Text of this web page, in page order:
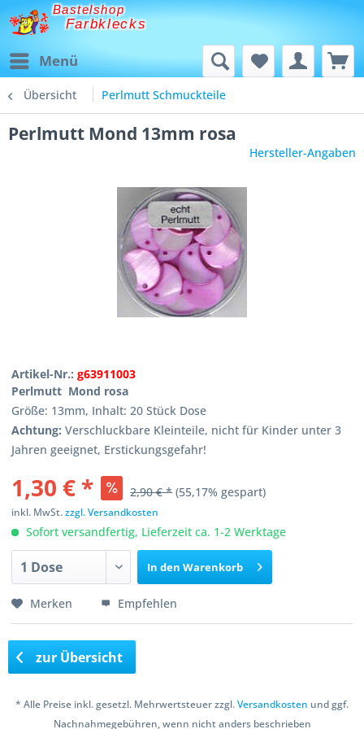
Bastelshop
Farbklecks
Menü
Übersicht Perlmutt Schmuckteile
Perlmutt Mond 13mm rosa
Hersteller-Angaben
Artikel-Nr.:g63911003
Perlmutt Mond rosa
Größe: 13mm, Inhalt: 20 Stück Dose
Achtung: Verschluckbare Kleinteile, nicht für Kinder unter 3
Jahren geeignet, Erstickungsgefahr!
1,30 € * 2,90 € * (55,17% gespart)
inkl. MwSt.zzgl. Versandkosten
Sofort versandfertig, Lieferzeit ca. 1-2 Werktage
In den Warenkorb
Merken Empfehlen
zur Übersicht
* Alle Preise inkl. gesetzl. Mehrwertsteuer zzgl.Versandkosten und ggf.
Nachnahmegebühren, wenn nicht anders beschrieben